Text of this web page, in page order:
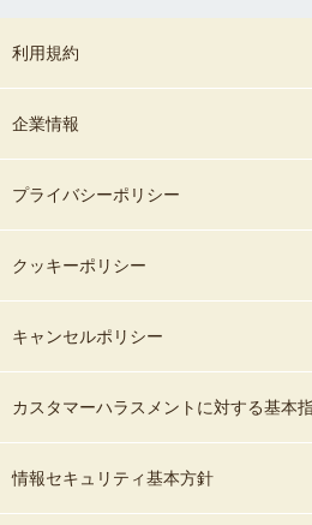
利用規約
企業情報
プライバシーポリシー
クッキーポリシー
キャンセルポリシー
カスタマーハラスメントに対する基本
情報セキュリティ基本方針